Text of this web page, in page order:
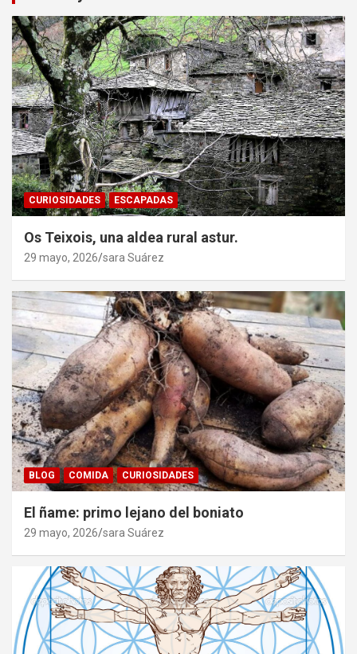
CURIOSIDADES ESCAPADAS
Os Teixois, una aldea rural astur.
29 mayo, 2026 sara Suárez
BLOG COMIDA CURIOSIDADES
El ñame: primo lejano del boniato
29 mayo, 2026 sara Suárez